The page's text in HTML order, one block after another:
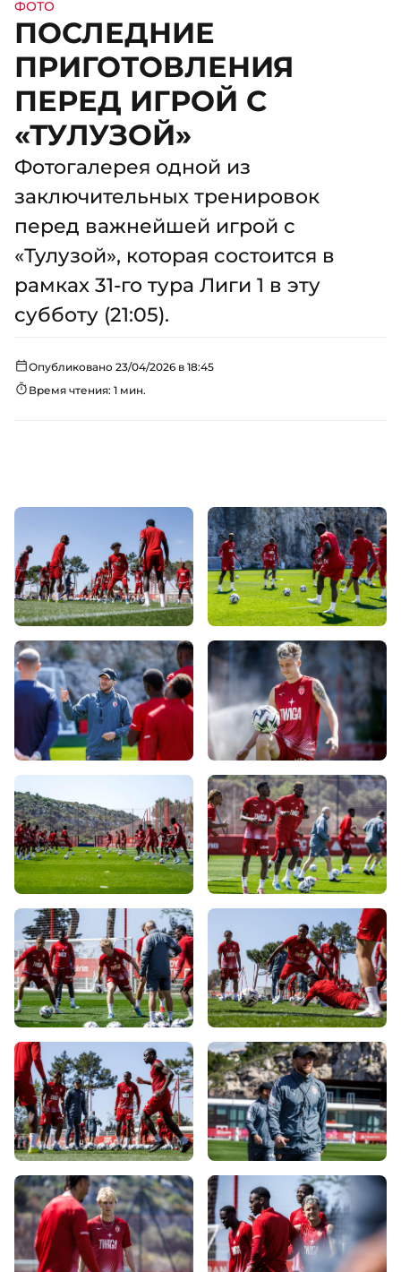
ФОТО
ПОСЛЕДНИЕ
ПРИГОТОВЛЕНИЯ
ПЕРЕД ИГРОЙ С
«ТУЛУЗОЙ»
Фотогалерея одной из
заключительных тренировок
перед важнейшей игрой с
«Тулузой», которая состоится в
рамках 31-го тура Лиги 1 в эту
субботу (21:05).
Опубликовано 23/04/2026 в 18:45
Время чтения: 1 мин.